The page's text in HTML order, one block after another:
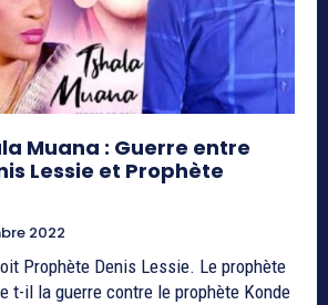
Muana : Guerre entre
Lessie et Prophète
2022
Prophète Denis Lessie. Le prophète
t-il la guerre contre le prophète Konde